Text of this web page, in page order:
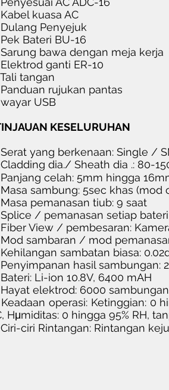
Kabel kuasa AC
Dulang Penyejuk
Pek Bateri BU-16
Sarung bawa dengan meja kerja
Elektrod ganti ER-10
Tali tangan
Panduan rujukan pantas
wayar USB
KESELURUHAN
Serat yang berkenaan: Single /
Cladding dia./ Sheath dia .: 80-
Panjang celah: 5mm hingga
Masa sambung: 5sec khas (mod
Masa pemanasan tiub: 9 saat
Splice / pemanasan setiap
Fiber View / pembesaran:
Mod sambaran / mod
Kehilangan sambatan biasa:
Penyimpanan hasil sambungan:
Bateri: Li-ion 10.8V, 6400 mAH
Hayat elektrod: 6000 sambungan
Keadaan operasi: Ketinggian: 0
Hμmiditas: 0 hingga 95% RH,
Ciri-ciri Rintangan: Rintangan